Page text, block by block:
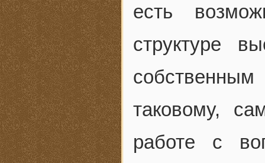
есть
структуре
таковому,
работе с